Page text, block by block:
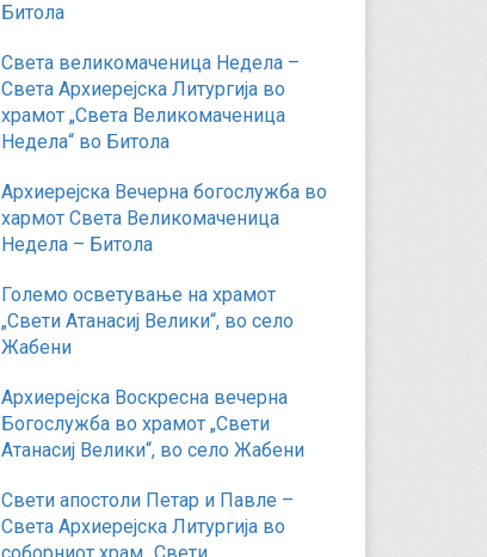
Битола
Света великомаченица Недела –
Света Архиерејска Литургија во
храмот „Света Великомаченица
Недела“ во Битола
Архиерејска Вечерна богослужба во
хармот Света Великомаченица
Недела – Битола
Големо осветување на храмот
„Свети Атанасиј Велики“, во село
Жабени
Архиерејска Воскресна вечерна
Богослужба во храмот „Свети
Атанасиј Велики“, во село Жабени
Свети апостоли Петар и Павле –
Света Архиерејска Литургија во